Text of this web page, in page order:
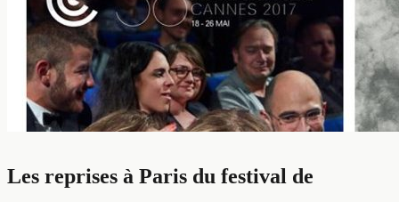
Les reprises à Paris du festival de